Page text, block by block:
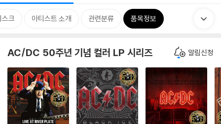
스크 아티스트 소개 관련분류 품목정보
AC/DC 50주년 기념 컬러 LP 시리즈 알림신청